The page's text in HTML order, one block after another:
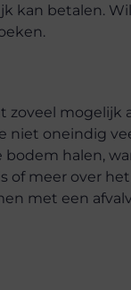
kan betalen.
zoveel mogelijk
niet oneindig
halen,
of meer over
met een